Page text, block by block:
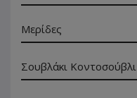
Μερίδες
Σουβλάκι Κοντοσούβλι